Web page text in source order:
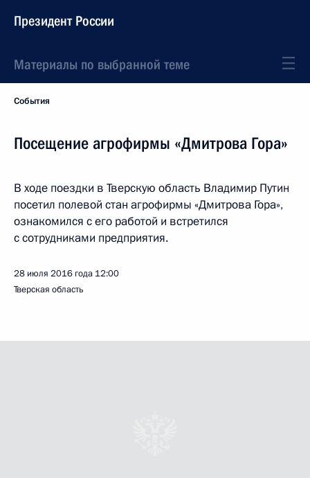
Президент России
Материалы по выбранной теме
События
Посещение агрофирмы «Дмитрова Гора»
В ходе поездки в Тверскую область Владимир Путин
посетил полевой стан агрофирмы «Дмитрова Гора»,
ознакомился с его работой и встретился
с сотрудниками предприятия.
28 июля 2016 года 12:00
Тверская область